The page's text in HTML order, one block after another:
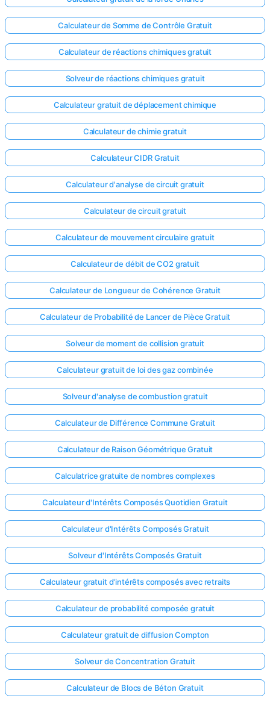
Calculateur de Somme de Contrôle Gratuit
Calculateur de réactions chimiques gratuit
Solveur de réactions chimiques gratuit
Calculateur gratuit de déplacement chimique
Calculateur de chimie gratuit
Calculateur CIDR Gratuit
Calculateur d'analyse de circuit gratuit
Calculateur de circuit gratuit
Calculateur de mouvement circulaire gratuit
Calculateur de débit de CO2 gratuit
Calculateur de Longueur de Cohérence Gratuit
Calculateur de Probabilité de Lancer de Pièce Gratuit
Solveur de moment de collision gratuit
Calculateur gratuit de loi des gaz combinée
Solveur d'analyse de combustion gratuit
Calculateur de Différence Commune Gratuit
Calculateur de Raison Géométrique Gratuit
Calculatrice gratuite de nombres complexes
Calculateur d'Intérêts Composés Quotidien Gratuit
Calculateur d'Intérêts Composés Gratuit
Solveur d'Intérêts Composés Gratuit
Calculateur gratuit d'intérêts composés avec retraits
Calculateur de probabilité composée gratuit
Calculateur gratuit de diffusion Compton
Solveur de Concentration Gratuit
Calculateur de Blocs de Béton Gratuit